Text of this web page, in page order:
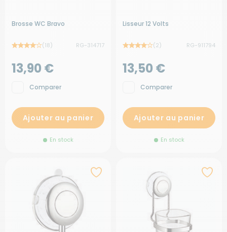
Brosse WC Bravo
(18) RG-314717
13,90 €
Comparer
Ajouter au panier
En stock
Lisseur 12 Volts
(2) RG-911794
13,50 €
Comparer
Ajouter au panier
En stock